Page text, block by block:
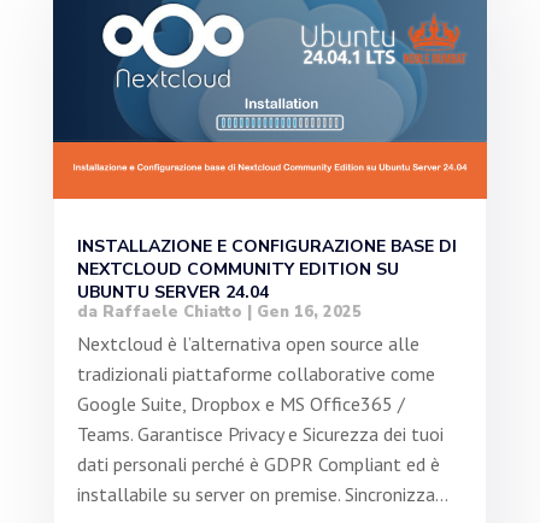
INSTALLAZIONE E CONFIGURAZIONE BASE DI
NEXTCLOUD COMMUNITY EDITION SU
UBUNTU SERVER 24.04
da Raffaele Chiatto Gen 16, 2025
Nextcloud è l’alternativa open source alle
tradizionali piattaforme collaborative come
Google Suite, Dropbox e MS Office365 /
Teams. Garantisce Privacy e Sicurezza dei tuoi
dati personali perché è GDPR Compliant ed è
installabile su server on premise. Sincronizza...